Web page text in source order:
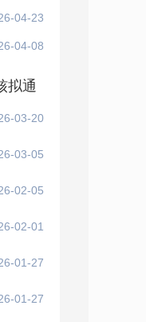
04-23
04-08
拟通
03-20
03-05
02-05
02-01
01-27
01-27